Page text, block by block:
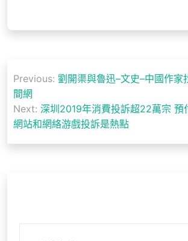
章
導
覽
Previous: 劉開渠與魯迅–文史–中國作家
間網
Next: 深圳2019年消費投訴超22萬宗 預
網站和網絡游戲投訴是熱點